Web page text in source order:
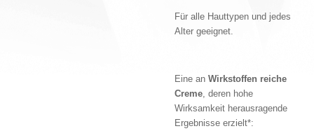
Für alle Hauttypen und jedes
Alter geeignet.
Eine an Wirkstoffen reiche
Creme , deren hohe
Wirksamkeit herausragende
Ergebnisse erzielt*: